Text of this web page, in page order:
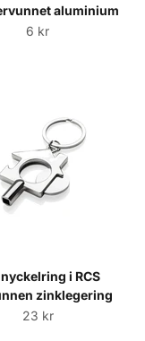
aluminium
Sale price
6 kr
nyckelring i RCS
zinklegering
Sale price
23 kr